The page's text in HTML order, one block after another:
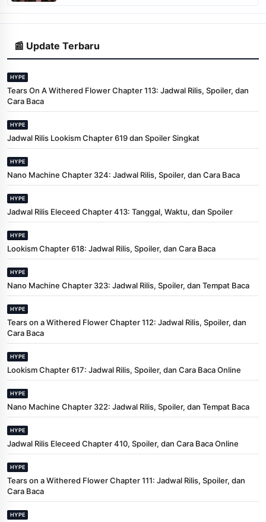
📰 Update Terbaru
HYPE
Tears On A Withered Flower Chapter 113: Jadwal Rilis, Spoiler, dan
Cara Baca
HYPE
Jadwal Rilis Lookism Chapter 619 dan Spoiler Singkat
HYPE
Nano Machine Chapter 324: Jadwal Rilis, Spoiler, dan Cara Baca
HYPE
Jadwal Rilis Eleceed Chapter 413: Tanggal, Waktu, dan Spoiler
HYPE
Lookism Chapter 618: Jadwal Rilis, Spoiler, dan Cara Baca
HYPE
Nano Machine Chapter 323: Jadwal Rilis, Spoiler, dan Tempat Baca
HYPE
Tears on a Withered Flower Chapter 112: Jadwal Rilis, Spoiler, dan
Cara Baca
HYPE
Lookism Chapter 617: Jadwal Rilis, Spoiler, dan Cara Baca Online
HYPE
Nano Machine Chapter 322: Jadwal Rilis, Spoiler, dan Tempat Baca
HYPE
Jadwal Rilis Eleceed Chapter 410, Spoiler, dan Cara Baca Online
HYPE
Tears on a Withered Flower Chapter 111: Jadwal Rilis, Spoiler, dan
Cara Baca
HYPE